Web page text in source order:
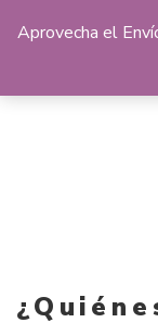
Aprovecha el